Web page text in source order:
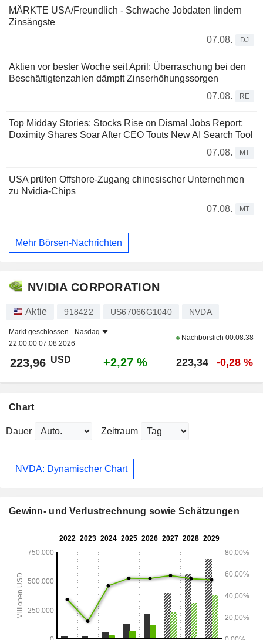
MÄRKTE USA/Freundlich - Schwache Jobdaten lindern
Zinsängste
07.08.
DJ
Aktien vor bester Woche seit April: Überraschung bei den
Beschäftigtenzahlen dämpft Zinserhöhungssorgen
07.08.
RE
Top Midday Stories: Stocks Rise on Dismal Jobs Report;
Doximity Shares Soar After CEO Touts New AI Search Tool
07.08.
MT
USA prüfen Offshore-Zugang chinesischer Unternehmen
zu Nvidia-Chips
07.08.
MT
Mehr Börsen-Nachrichten
NVIDIA CORPORATION
Aktie 918422 US67066G1040 NVDA
Markt geschlossen - Nasdaq
22:00:00 07.08.2026
Nachbörslich 00:08:38
223,96 USD +2,27 % 223,34 -0,28 %
Chart
Dauer Zeitraum
NVDA: Dynamischer Chart
Gewinn- und Verlustrechnung sowie Schätzungen